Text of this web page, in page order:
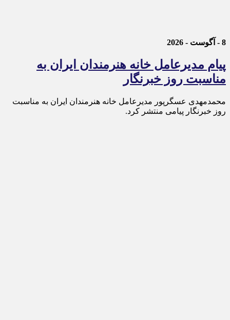
8 - آگوست - 2026
پیام مدیرعامل خانه هنرمندان ایران به
مناسبت روز خبرنگار
محمدمهدی عسگرپور مدیرعامل خانه هنرمندان ایران به مناسبت
روز خبرنگار پیامی منتشر کرد.